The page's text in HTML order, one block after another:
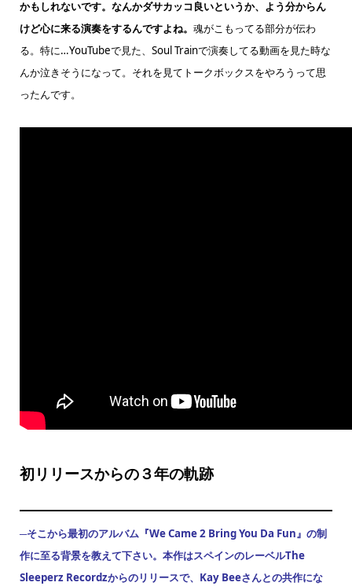
かもしれないです。なんかダサカッコ良いというか、よう分からん
けど心に来る演奏をするんですよね。 魂がこもってる部分が伝わ
る。特に…YouTubeで見た、Soul Trainで演奏してる動画を見た時な
んか泣きそうになって。それを見てトークボックスをやろうって思
ったんです。
初リリースからの３年の軌跡
─そこから最初のアルバム『We Came 2 Bring You Da Fun』の制
作に至る背景を教えて下さい。本作はスペインのレーベルThe
Sleeperz Recordzからのリリースで、Kay Beeさんとの共作にな